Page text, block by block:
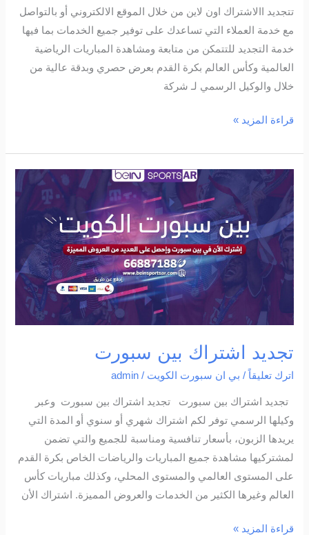
تتجديد االاشتراك اون لاين من خلال الموقع الالكتروني أو بالتواصل
مع خدمة العملاء التي تساعدك على توفير جميع الخدمات بما فيها
خدمة التجديد للتتمكن من متابعة ومشاهدة المباريات الرياضية
العالمية وكأس العالم بكرة القدم بعرض حصري وبدقة عالية من
خلال والوكيل الرسمي لـ شركة
قراءة المزيد »
تجديد اشتراك بين سبورت
اترك تعليقاً / بي ان سبورت الكويت /
admin
تجديد اشتراك بين سبورت تجديد اشتراك بين سبورت وعبر
وكيلها الرسمي توفر لكم اشتراك شهري أو سنوي أو المدة التي
يريدها الزبون، بأسعار تنافسية ومناسبة للجميع والتي تضمن
لمشتركيها مشاهدة جميع المباريات والرياضات الخاص بكرة القدم
على المستوى العالمي والمستوى المحلي، وكذلك مباريات كأس
العالم وغيرها الكثير من الخدمات والعروض المميزة. اشتراك الأن
تجديد
اشتراك
بين
سبورت
قراءة المزيد »